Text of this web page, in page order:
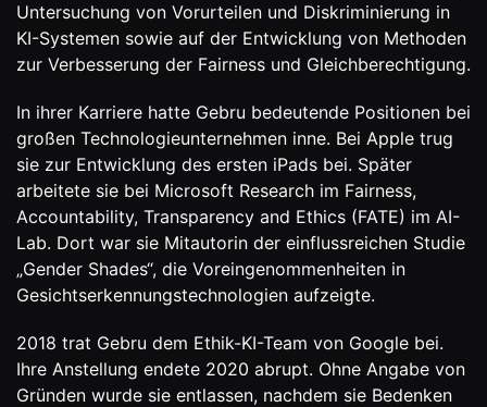
Untersuchung von Vorurteilen und Diskriminierung in
KI-Systemen sowie auf der Entwicklung von Methoden
zur Verbesserung der Fairness und Gleichberechtigung.
In ihrer Karriere hatte Gebru bedeutende Positionen bei
großen Technologieunternehmen inne. Bei Apple trug
sie zur Entwicklung des ersten iPads bei. Später
arbeitete sie bei Microsoft Research im Fairness,
Accountability, Transparency and Ethics (FATE) im AI-
Lab. Dort war sie Mitautorin der einflussreichen Studie
„Gender Shades“, die Voreingenommenheiten in
Gesichtserkennungstechnologien aufzeigte.
2018 trat Gebru dem Ethik-KI-Team von Google bei.
Ihre Anstellung endete 2020 abrupt. Ohne Angabe von
Gründen wurde sie entlassen, nachdem sie Bedenken